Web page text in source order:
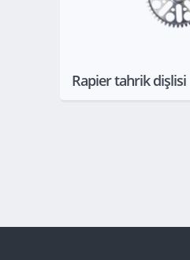
Rapier tahrik dişlisi